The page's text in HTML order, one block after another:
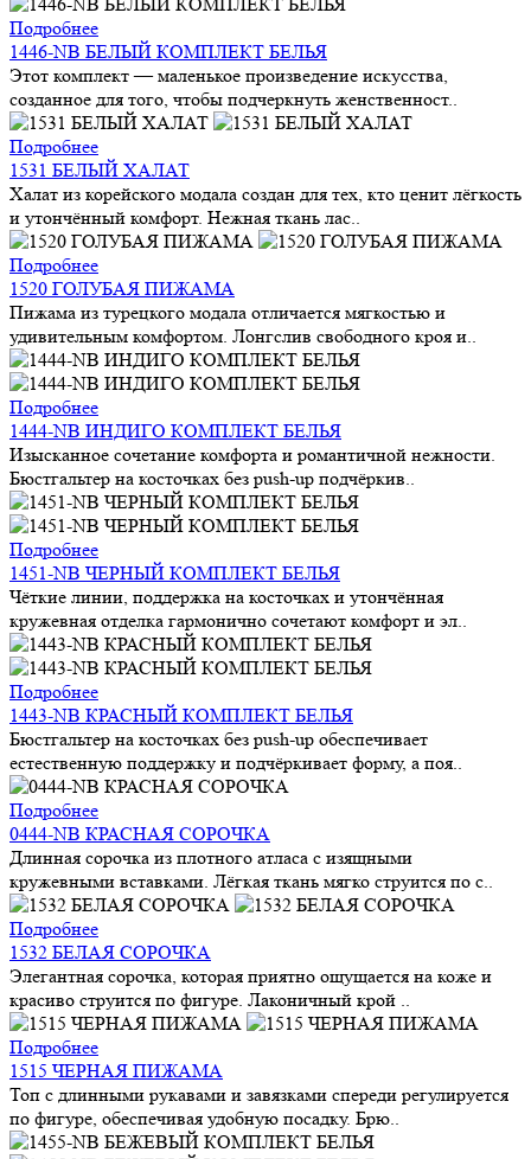
Подробнее
1446-NB БЕЛЫЙ КОМПЛЕКТ БЕЛЬЯ
Этот комплект — маленькое произведение искусства,
созданное для того, чтобы подчеркнуть женственност..
Подробнее
1531 БЕЛЫЙ ХАЛАТ
Халат из корейского модала создан для тех, кто ценит лёгкость
и утончённый комфорт. Нежная ткань лас..
Подробнее
1520 ГОЛУБАЯ ПИЖАМА
Пижама из турецкого модала отличается мягкостью и
удивительным комфортом. Лонгслив свободного кроя и..
Подробнее
1444-NB ИНДИГО КОМПЛЕКТ БЕЛЬЯ
Изысканное сочетание комфорта и романтичной нежности.
Бюстгальтер на косточках без push-up подчёркив..
Подробнее
1451-NB ЧЕРНЫЙ КОМПЛЕКТ БЕЛЬЯ
Чёткие линии, поддержка на косточках и утончённая
кружевная отделка гармонично сочетают комфорт и эл..
Подробнее
1443-NB КРАСНЫЙ КОМПЛЕКТ БЕЛЬЯ
Бюстгальтер на косточках без push-up обеспечивает
естественную поддержку и подчёркивает форму, а поя..
Подробнее
0444-NB КРАСНАЯ СОРОЧКА
Длинная сорочка из плотного атласа с изящными
кружевными вставками. Лёгкая ткань мягко струится по с..
Подробнее
1532 БЕЛАЯ СОРОЧКА
Элегантная сорочка, которая приятно ощущается на коже и
красиво струится по фигуре. Лаконичный крой ..
Подробнее
1515 ЧЕРНАЯ ПИЖАМА
Топ с длинными рукавами и завязками спереди регулируется
по фигуре, обеспечивая удобную посадку. Брю..